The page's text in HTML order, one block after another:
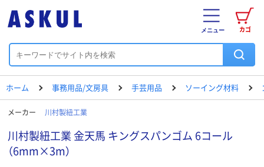
カゴ
メニュー
ホーム 事務用品/文房具 手芸用品 ソーイング材料
メーカー 川村製紐工業
川村製紐工業 金天馬 キングスパンゴム 6コール
（6mm×3m）